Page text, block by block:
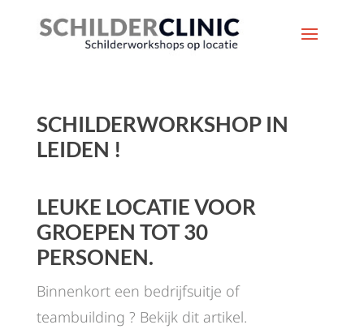
SCHILDERWORKSHOP IN
LEIDEN !
LEUKE LOCATIE VOOR
GROEPEN TOT 30
PERSONEN.
Binnenkort een bedrijfsuitje of
teambuilding ? Bekijk dit artikel.